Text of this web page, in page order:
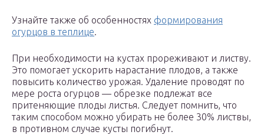
Узнайте также об особенностях формирования
огурцов в теплице.
При необходимости на кустах прореживают и листву.
Это помогает ускорить нарастание плодов, а также
повысить количество урожая. Удаление проводят по
мере роста огурцов — обрезке подлежат все
притеняющие плоды листья. Следует помнить, что
таким способом можно убирать не более 30% листвы,
в противном случае кусты погибнут.